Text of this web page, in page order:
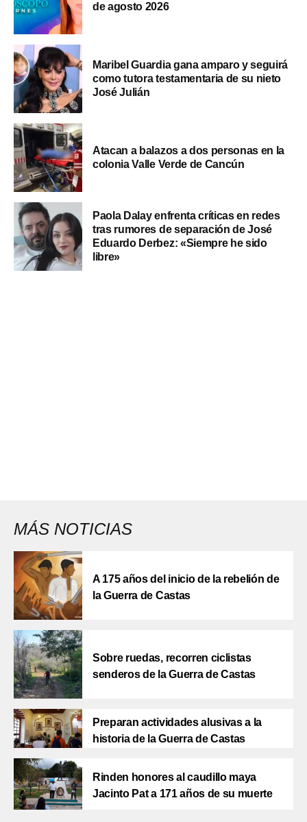
de agosto 2026
Maribel Guardia gana amparo y seguirá
como tutora testamentaria de su nieto
José Julián
Atacan a balazos a dos personas en la
colonia Valle Verde de Cancún
Paola Dalay enfrenta críticas en redes
tras rumores de separación de José
Eduardo Derbez: «Siempre he sido
libre»
MÁS NOTICIAS
A 175 años del inicio de la rebelión de
la Guerra de Castas
Sobre ruedas, recorren ciclistas
senderos de la Guerra de Castas
Preparan actividades alusivas a la
historia de la Guerra de Castas
Rinden honores al caudillo maya
Jacinto Pat a 171 años de su muerte